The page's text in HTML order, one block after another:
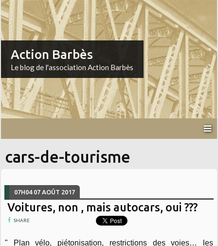
Action Barbès
Le blog de l'association Action Barbès
cars-de-tourisme
07H04 07 AOÛT 2017
Voitures, non , mais autocars, oui ???
SHARE
" Plan vélo, piétonisation, restrictions des voies… les